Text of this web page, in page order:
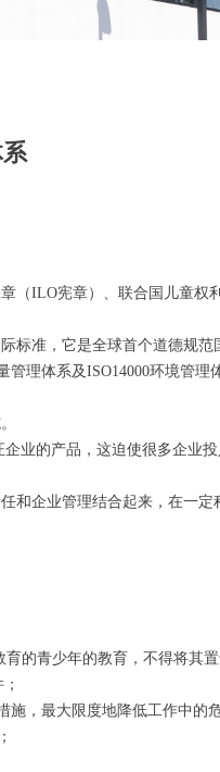
（ILO宪章）、联合国儿童权
准，它是全球首个道德规范
理体系及ISO14000环境管
业的产品，这迫使很多企业
和企业管理结合起来，在一
的青少年的教育，不得将其
，最大限度地降低工作中的